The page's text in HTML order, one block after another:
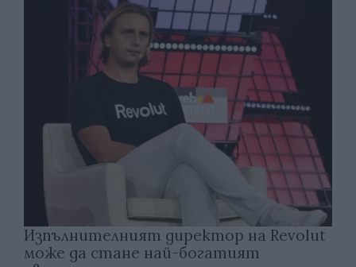
Изпълнителният директор на Revolut
може да стане най-богатият